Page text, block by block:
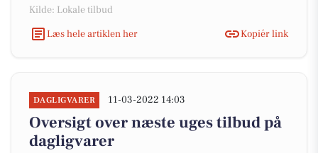
Kilde: Lokale tilbud
Læs hele artiklen her
Kopiér link
DAGLIGVARER 11-03-2022 14:03
Oversigt over næste uges tilbud på
dagligvarer